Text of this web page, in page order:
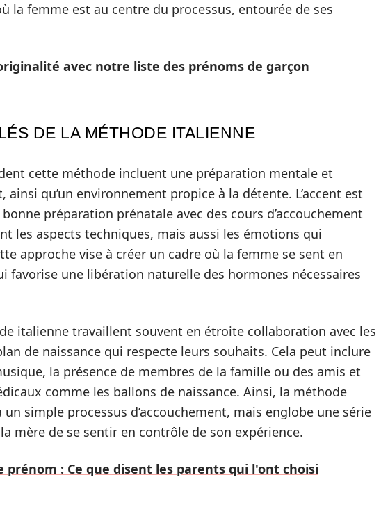
la femme est au centre du processus, entourée de ses
avec notre liste des prénoms de garçon
DE LA MÉTHODE ITALIENNE
cette méthode incluent une préparation mentale et
ainsi qu’un environnement propice à la détente. L’accent est
bonne préparation prénatale avec des cours d’accouchement
les aspects techniques, mais aussi les émotions qui
approche vise à créer un cadre où la femme se sent en
favorise une libération naturelle des hormones nécessaires
italienne travaillent souvent en étroite collaboration avec les
de naissance qui respecte leurs souhaits. Cela peut inclure
la présence de membres de la famille ou des amis et
comme les ballons de naissance. Ainsi, la méthode
simple processus d’accouchement, mais englobe une série
mère de se sentir en contrôle de son expérience.
prénom : Ce que disent les parents qui l'ont choisi